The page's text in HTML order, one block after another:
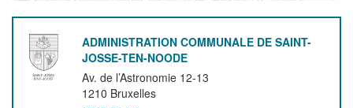
ADMINISTRATION COMMUNALE DE SAINT-
JOSSE-TEN-NOODE
Av. de l’Astronomie 12-13
1210 Bruxelles